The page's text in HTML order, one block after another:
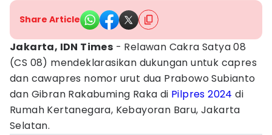
Share Article
Jakarta, IDN Times - Relawan Cakra Satya 08
(CS 08) mendeklarasikan dukungan untuk capres
dan cawapres nomor urut dua Prabowo Subianto
dan Gibran Rakabuming Raka di Pilpres 2024 di
Rumah Kertanegara, Kebayoran Baru, Jakarta
Selatan.